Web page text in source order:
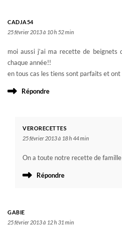
CADJA54
25 février 2013 à 10 h 52 min
moi aussi j’ai ma recette de
chaque année!!
en tous cas les tiens sont parfaits et ont
Répondre
VERORECETTES
25 février 2013 à 18 h 44 min
On a toute notre recette de famille
Répondre
GABIE
25 février 2013 à 12 h 31 min